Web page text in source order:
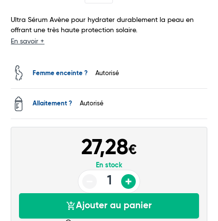
Commander
Ultra Sérum Avène pour hydrater durablement la peau en
offrant une très haute protection solaire.
En savoir +
Femme enceinte ? Autorisé
Allaitement ? Autorisé
27,28€
En stock
Ajouter au panier